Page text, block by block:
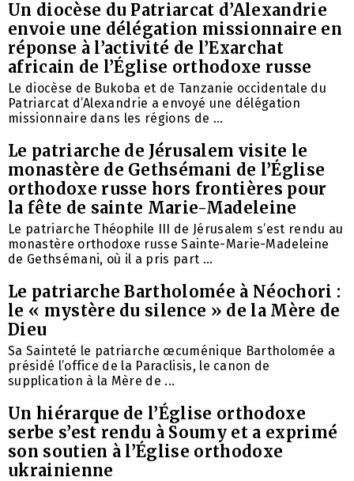
Un diocèse du Patriarcat d’Alexandrie
envoie une délégation missionnaire en
réponse à l’activité de l’Exarchat
africain de l’Église orthodoxe russe
Le diocèse de Bukoba et de Tanzanie occidentale du
Patriarcat d’Alexandrie a envoyé une délégation
missionnaire dans les régions de ...
Le patriarche de Jérusalem visite le
monastère de Gethsémani de l’Église
orthodoxe russe hors frontières pour
la fête de sainte Marie-Madeleine
Le patriarche Théophile III de Jérusalem s’est rendu au
monastère orthodoxe russe Sainte-Marie-Madeleine
de Gethsémani, où il a pris part ...
Le patriarche Bartholomée à Néochori :
le « mystère du silence » de la Mère de
Dieu
Sa Sainteté le patriarche œcuménique Bartholomée a
présidé l’office de la Paraclisis, le canon de
supplication à la Mère de ...
Un hiérarque de l’Église orthodoxe
serbe s’est rendu à Soumy et a exprimé
son soutien à l’Église orthodoxe
ukrainienne